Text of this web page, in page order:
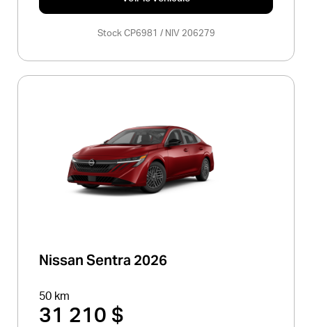
Stock CP6981 / NIV 206279
Nissan Sentra 2026
50 km
31 210 $